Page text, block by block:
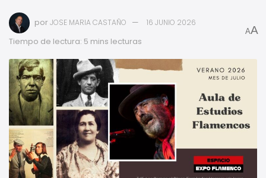
porJOSE MARIA CASTAÑO 16 JUNIO 2026
Tiempo de lectura: 5 mins lecturas
AA